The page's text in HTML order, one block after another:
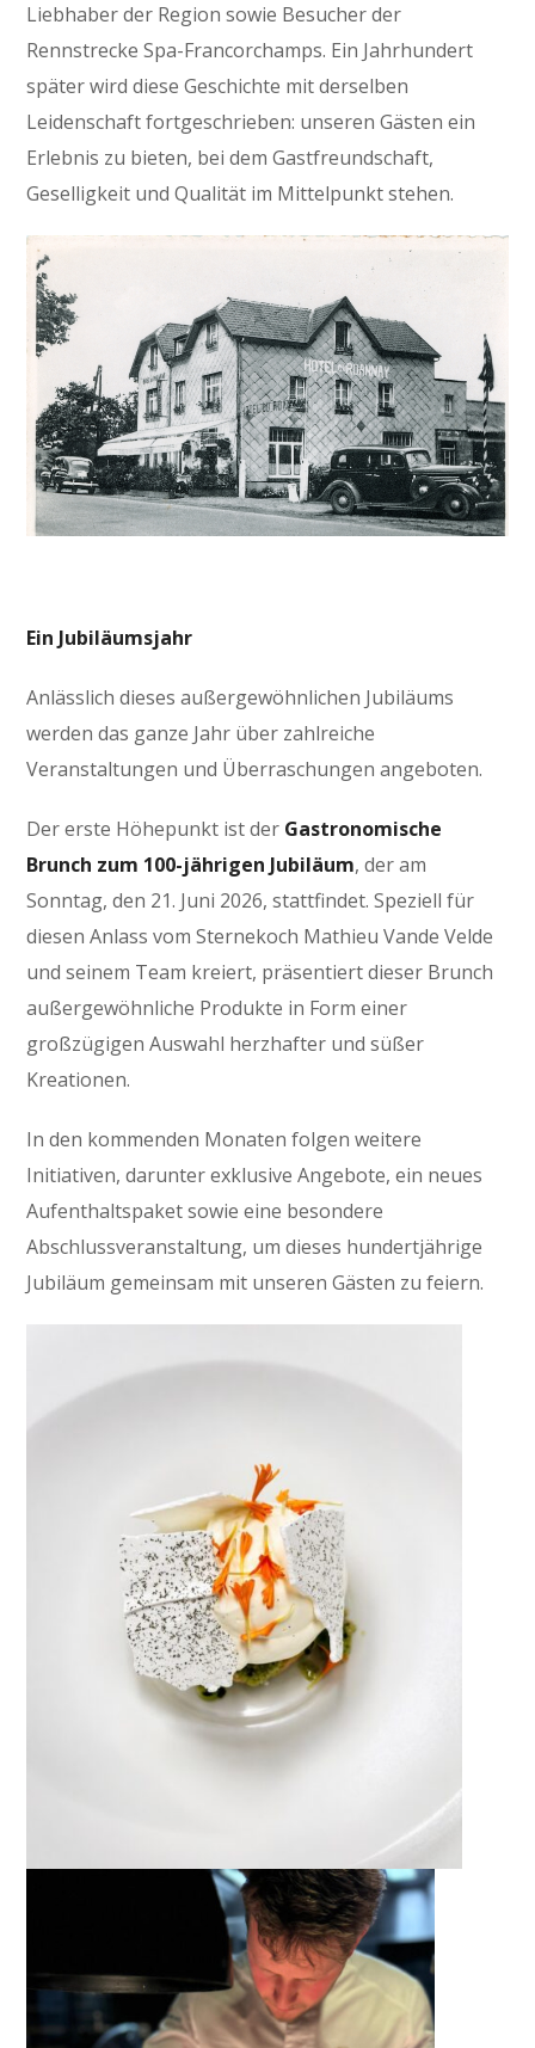
Liebhaber der Region sowie Besucher der
Rennstrecke Spa-Francorchamps. Ein Jahrhundert
später wird diese Geschichte mit derselben
Leidenschaft fortgeschrieben: unseren Gästen ein
Erlebnis zu bieten, bei dem Gastfreundschaft,
Geselligkeit und Qualität im Mittelpunkt stehen.
Ein Jubiläumsjahr
Anlässlich dieses außergewöhnlichen Jubiläums
werden das ganze Jahr über zahlreiche
Veranstaltungen und Überraschungen angeboten.
Der erste Höhepunkt ist der Gastronomische
Brunch zum 100-jährigen Jubiläum, der am
Sonntag, den 21. Juni 2026, stattfindet. Speziell für
diesen Anlass vom Sternekoch Mathieu Vande Velde
und seinem Team kreiert, präsentiert dieser Brunch
außergewöhnliche Produkte in Form einer
großzügigen Auswahl herzhafter und süßer
Kreationen.
In den kommenden Monaten folgen weitere
Initiativen, darunter exklusive Angebote, ein neues
Aufenthaltspaket sowie eine besondere
Abschlussveranstaltung, um dieses hundertjährige
Jubiläum gemeinsam mit unseren Gästen zu feiern.